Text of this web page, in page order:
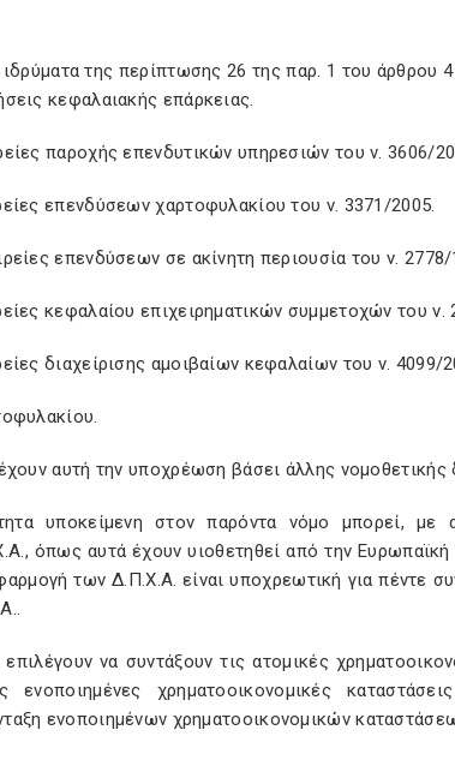
της περίπτωσης 26 της παρ. 1 του άρθρου
κεφαλαιακής επάρκειας.
παροχής επενδυτικών υπηρεσιών του ν. 3606/
επενδύσεων χαρτοφυλακίου του ν. 3371/2005.
επενδύσεων σε ακίνητη περιουσία του ν. 2778/
κεφαλαίου επιχειρηματικών συμμετοχών του ν.
διαχείρισης αμοιβαίων κεφαλαίων του ν.
αυτή την υποχρέωση βάσει άλλης νομοθετικής
υποκείμενη στον παρόντα νόμο μπορεί, με
όπως αυτά έχουν υιοθετηθεί από την
των Δ.Π.Χ.Α. είναι υποχρεωτική για πέντε
να συντάξουν τις ατομικές
ενοποιημένες χρηματοοικονομικές
ενοποιημένων χρηματοοικονομικών